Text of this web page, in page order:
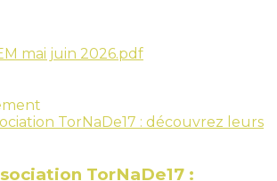
mai juin 2026.pdf
TorNaDe17 :